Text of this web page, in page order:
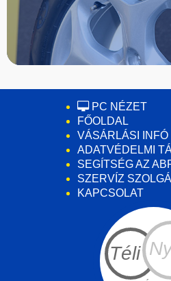
PC NÉZET
FŐOLDAL
VÁSÁRLÁSI INFÓ
ADATVÉDELMI
SEGÍTSÉG AZ
SZERVÍZ
KAPCSOLAT
Téli